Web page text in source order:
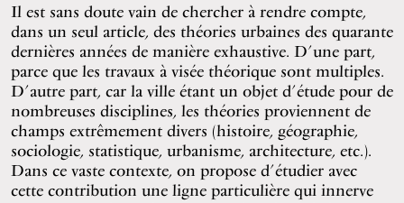
Il est sans doute vain de chercher à rendre compte,
dans un seul article, des théories urbaines des quarante
dernières années de manière exhaustive. D’une part,
parce que les travaux à visée théorique sont multiples.
D’autre part, car la ville étant un objet d’étude pour de
nombreuses disciplines, les théories proviennent de
champs extrêmement divers (histoire, géographie,
sociologie, statistique, urbanisme, architecture, etc.).
Dans ce vaste contexte, on propose d’étudier avec
cette contribution une ligne particulière qui innerve